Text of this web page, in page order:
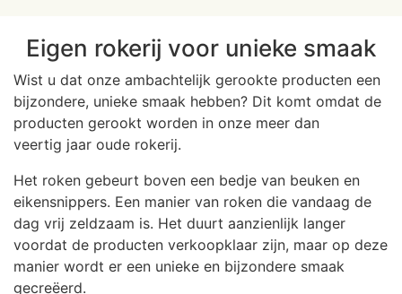
Eigen rokerij voor unieke smaak
Wist u dat onze ambachtelijk gerookte producten een
bijzondere, unieke smaak hebben? Dit komt omdat de
producten gerookt worden in onze meer dan
veertig jaar oude rokerij.
Het roken gebeurt boven een bedje van beuken en
eikensnippers. Een manier van roken die vandaag de
dag vrij zeldzaam is. Het duurt aanzienlijk langer
voordat de producten verkoopklaar zijn, maar op deze
manier wordt er een unieke en bijzondere smaak
gecreëerd.